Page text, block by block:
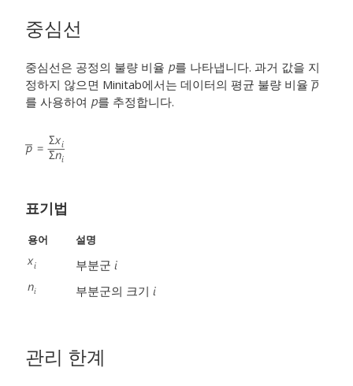
중심선
중심선은 공정의 불량 비율
를 나타냅니다. 과거 값을 지
정하지 않으면 Minitab에서는 데이터의 평균 불량 비율
를 사용하여
를 추정합니다.
표기법
용어 설명
부분군
부분군의 크기
관리 한계